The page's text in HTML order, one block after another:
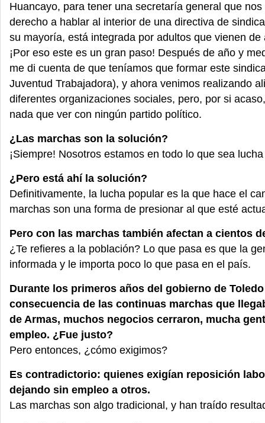
Huancayo, para tener una secretaría general que
derecho a hablar al interior de una directiva de
su mayoría, está integrada por adultos que vienen de
¡Por eso este es un gran paso! Después de año y
me di cuenta de que teníamos que formar este
Juventud Trabajadora), y ahora venimos realizando
diferentes organizaciones sociales, pero, por si
nada que ver con ningún partido político.
¿Las marchas son la solución?
¡Siempre! Nosotros estamos en todo lo que sea
¿Pero está ahí la solución?
Definitivamente, la lucha popular es la que hace el
marchas son una forma de presionar al que esté
Pero con las marchas también afectan a cientos
¿Te refieres a la población? Lo que pasa es que la
informada y le importa poco lo que pasa en el país.
Durante los primeros años del gobierno de
consecuencia de las continuas marchas que
de Armas, muchos negocios cerraron, mucha
empleo. ¿Fue justo?
Pero entonces, ¿cómo exigimos?
Es contradictorio: quienes exigían reposición
dejando sin empleo a otros.
Las marchas son algo tradicional, y han traído